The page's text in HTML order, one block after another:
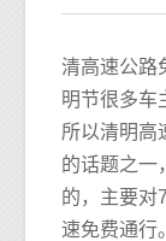
清高速公路
明节很多车
所以清明高
的话题之一
的，主要对
速免费通行。